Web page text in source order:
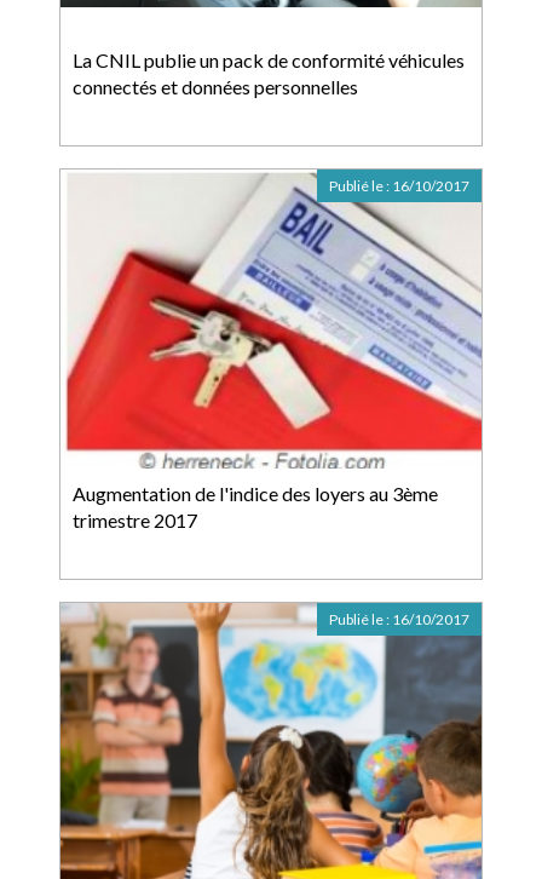
La CNIL publie un pack de conformité véhicules
connectés et données personnelles
Augmentation de l'indice des loyers au 3ème
trimestre 2017
Publié le : 16/10/2017
Publié le : 16/10/2017